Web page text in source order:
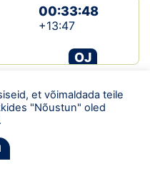
00:33:48
+13:47
OJ
et võimaldada teile
"Nõustun" oled